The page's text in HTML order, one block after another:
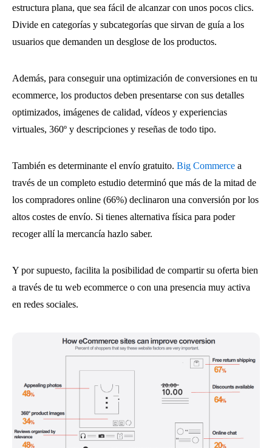
estructura plana, que sea fácil de alcanzar con unos pocos clics.
Divide en categorías y subcategorías que sirvan de guía a los
usuarios que demanden un desglose de los productos.
Además, para conseguir una optimización de conversiones en tu
ecommerce, los productos deben presentarse con sus detalles
optimizados, imágenes de calidad, vídeos y experiencias
virtuales, 360º y descripciones y reseñas de todo tipo.
También es determinante el envío gratuito. Big Commerce a
través de un completo estudio determinó que más de la mitad de
los compradores online (66%) declinaron una conversión por los
altos costes de envío. Si tienes alternativa física para poder
recoger allí la mercancía hazlo saber.
Y por supuesto, facilita la posibilidad de compartir su oferta bien
a través de tu web ecommerce o con una presencia muy activa
en redes sociales.